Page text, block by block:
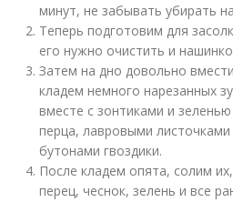
минут, не забывать убирать
Теперь подготовим для
его нужно очистить и
Затем на дно довольно
кладем немного нарезанных
вместе с зонтиками и
перца, лавровыми листочками
бутонами гвоздики.
После кладем опята, солим
перец, чеснок, зелень и все